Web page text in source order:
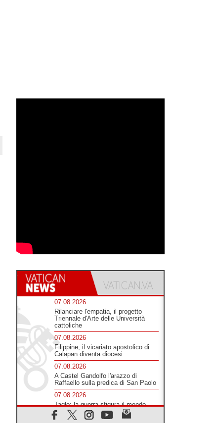
07.08.2026
Rilanciare l'empatia, il progetto
Triennale d'Arte delle Università
cattoliche
07.08.2026
Filippine, il vicariato apostolico di
Calapan diventa diocesi
07.08.2026
A Castel Gandolfo l'arazzo di
Raffaello sulla predica di San Paolo
07.08.2026
Tagle: la guerra sfigura il mondo,
solo la rivelazione di Dio lo
trasfigura